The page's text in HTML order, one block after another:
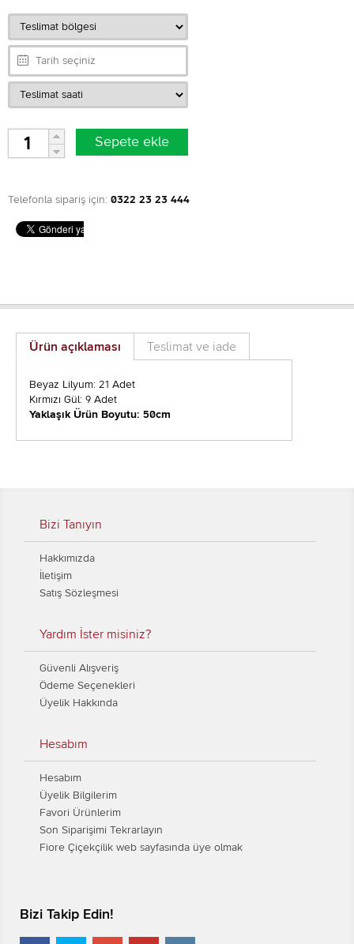
Telefonla sipariş için: 0322 23 23 444
Ürün açıklaması Teslimat ve iade
Beyaz Lilyum: 21 Adet
Kırmızı Gül: 9 Adet
Yaklaşık Ürün Boyutu: 50cm
Bizi Tanıyın
Hakkımızda
İletişim
Satış Sözleşmesi
Yardım İster misiniz?
Güvenli Alışveriş
Ödeme Seçenekleri
Üyelik Hakkında
Hesabım
Hesabım
Üyelik Bilgilerim
Favori Ürünlerim
Son Siparişimi Tekrarlayın
Fiore Çiçekçilik web sayfasında üye olmak
Bizi Takip Edin!